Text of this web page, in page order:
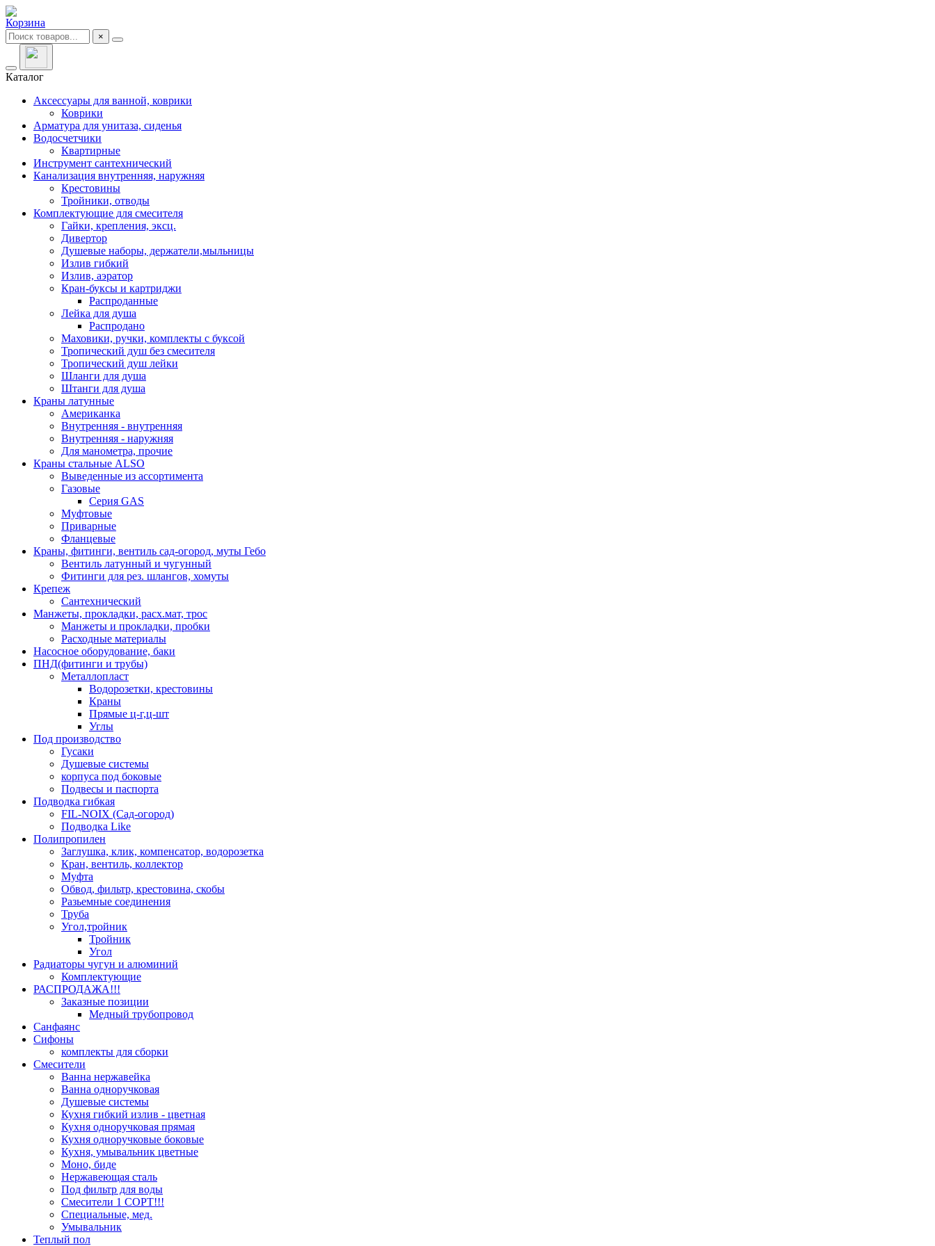
Корзина
×
Каталог
Аксессуары для ванной, коврики
Коврики
Арматура для унитаза, сиденья
Водосчетчики
Квартирные
Инструмент сантехнический
Канализация внутренняя, наружняя
Крестовины
Тройники, отводы
Комплектующие для смесителя
Гайки, крепления, эксц.
Дивертор
Душевые наборы, держатели,мыльницы
Излив гибкий
Излив, аэратор
Кран-буксы и картриджи
Распроданные
Лейка для душа
Распродано
Маховики, ручки, комплекты с буксой
Тропический душ без смесителя
Тропический душ лейки
Шланги для душа
Штанги для душа
Краны латунные
Американка
Внутренняя - внутренняя
Внутренняя - наружняя
Для манометра, прочие
Краны стальные ALSO
Выведенные из ассортимента
Газовые
Серия GAS
Муфтовые
Приварные
Фланцевые
Краны, фитинги, вентиль сад-огород, муты Гебо
Вентиль латунный и чугунный
Фитинги для рез. шлангов, хомуты
Крепеж
Сантехнический
Манжеты, прокладки, расх.мат, трос
Манжеты и прокладки, пробки
Расходные материалы
Насосное оборудование, баки
ПНД(фитинги и трубы)
Металлопласт
Водорозетки, крестовины
Краны
Прямые ц-г,ц-шт
Углы
Под производство
Гусаки
Душевые системы
корпуса под боковые
Подвесы и паспорта
Подводка гибкая
FIL-NOIX (Сад-огород)
Подводка Like
Полипропилен
Заглушка, клик, компенсатор, водорозетка
Кран, вентиль, коллектор
Муфта
Обвод, фильтр, крестовина, скобы
Разьемные соединения
Труба
Угол,тройник
Тройник
Угол
Радиаторы чугун и алюминий
Комплектующие
РАСПРОДАЖА!!!
Заказные позиции
Медный трубопровод
Санфаянс
Сифоны
комплекты для сборки
Смесители
Ванна нержавейка
Ванна одноручковая
Душевые системы
Кухня гибкий излив - цветная
Кухня одноручковая прямая
Кухня одноручковые боковые
Кухня, умывальник цветные
Моно, биде
Нержавеющая сталь
Под фильтр для воды
Смесители 1 СОРТ!!!
Специальные, мед.
Умывальник
Теплый пол